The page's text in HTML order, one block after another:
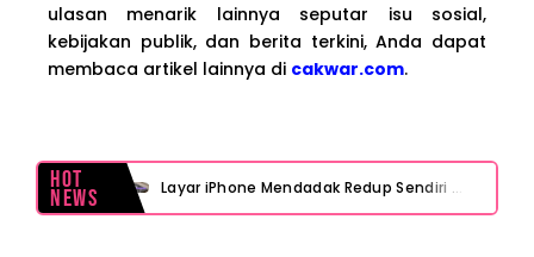
ulasan menarik lainnya seputar isu sosial,
kebijakan publik, dan berita terkini, Anda dapat
membaca artikel lainnya di cakwar.com.
Hot
News Layar iPhone Mendadak Redup Sendiri Padahal Auto-Brightness Mati? Ini Penyebab & Solusinya!